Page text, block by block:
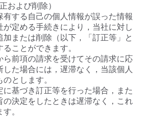
および削除）
する自己の個人情報が誤った情報
定める手続きにより，当社に対し
または削除（以下，「訂正等」と
ことができます。
ら前項の請求を受けてその請求に応
した場合には，遅滞なく，当該個人
とします。
に基づき訂正等を行った場合，また
の決定をしたときは遅滞なく，これ
。